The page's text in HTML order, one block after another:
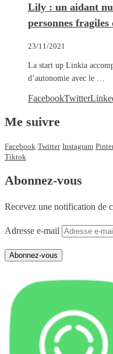
Lily : un aidant
personnes fragiles
23/11/2021
La start up Linkia
d’autonomie avec le …
FacebookTwitter
Me suivre
Facebook Twitter Instagram
Tiktok
Abonnez-vous
Recevez une notification de
Adresse e-mail
Abonnez-vous